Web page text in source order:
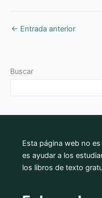
← Entrada anterior
Buscar
Esta página web no
es ayudar a los
los libros de texto